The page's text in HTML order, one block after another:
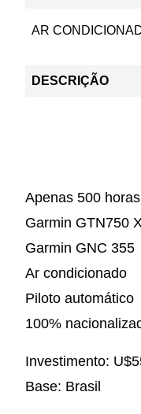
AR
DESCRIÇÃO
Apenas 500
Garmin GTN750
Garmin GNC 355
Ar condicionado
Piloto automático
100%
Investimento:
Base: Brasil